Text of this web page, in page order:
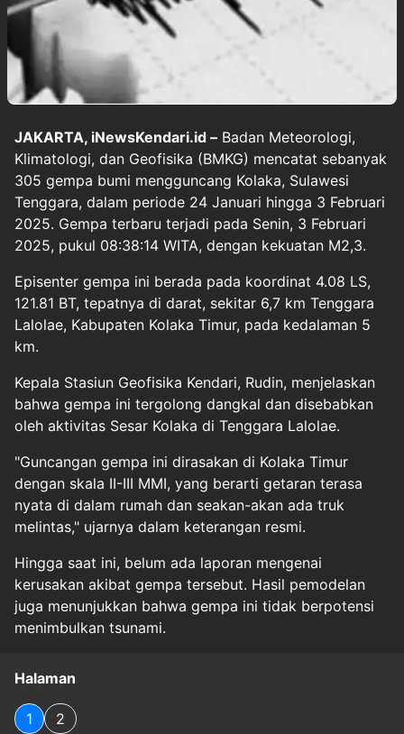
JAKARTA, iNewsKendari.id – Badan Meteorologi,
Klimatologi, dan Geofisika (BMKG) mencatat sebanyak
305 gempa bumi mengguncang Kolaka, Sulawesi
Tenggara, dalam periode 24 Januari hingga 3 Februari
2025. Gempa terbaru terjadi pada Senin, 3 Februari
2025, pukul 08:38:14 WITA, dengan kekuatan M2,3.
Episenter gempa ini berada pada koordinat 4.08 LS,
121.81 BT, tepatnya di darat, sekitar 6,7 km Tenggara
Lalolae, Kabupaten Kolaka Timur, pada kedalaman 5
km.
Kepala Stasiun Geofisika Kendari, Rudin, menjelaskan
bahwa gempa ini tergolong dangkal dan disebabkan
oleh aktivitas Sesar Kolaka di Tenggara Lalolae.
"Guncangan gempa ini dirasakan di Kolaka Timur
dengan skala II-III MMI, yang berarti getaran terasa
nyata di dalam rumah dan seakan-akan ada truk
melintas," ujarnya dalam keterangan resmi.
Hingga saat ini, belum ada laporan mengenai
kerusakan akibat gempa tersebut. Hasil pemodelan
juga menunjukkan bahwa gempa ini tidak berpotensi
menimbulkan tsunami.
Halaman
1 2